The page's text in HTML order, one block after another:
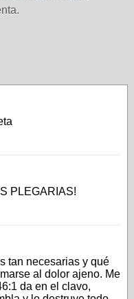
PLEGARIAS!
tan necesarias y qué
al dolor ajeno. Me
da en el clavo,